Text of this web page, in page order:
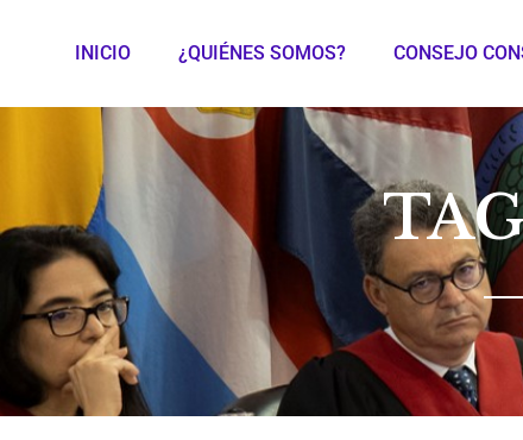
INICIO ¿QUIÉNES SOMOS? CONSEJO